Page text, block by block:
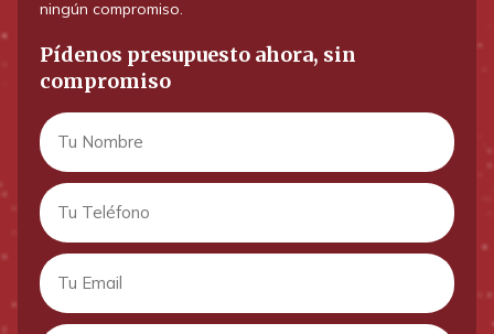
ningún compromiso.
Pídenos presupuesto ahora, sin
compromiso